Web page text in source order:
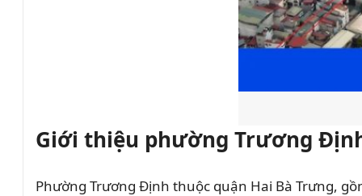
Giới thiệu phường Trương
Phường Trương Định thuộc quận Hai Bà Trưng,